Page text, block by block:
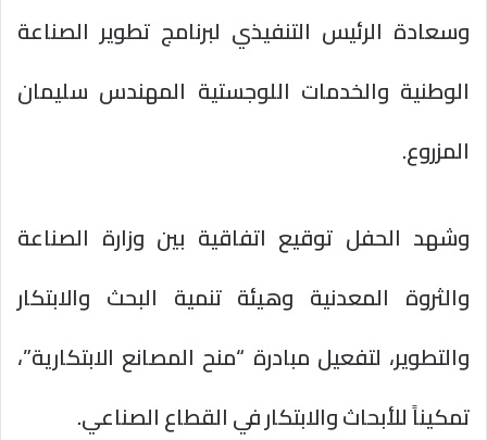
وسعادة الرئيس التنفيذي لبرنامج تطوير الصناعة
الوطنية والخدمات اللوجستية المهندس سليمان
المزروع.
وشهد الحفل توقيع اتفاقية بين وزارة الصناعة
والثروة المعدنية وهيئة تنمية البحث والابتكار
والتطوير، لتفعيل مبادرة “منح المصانع الابتكارية”،
تمكيناً للأبحاث والابتكار في القطاع الصناعي.